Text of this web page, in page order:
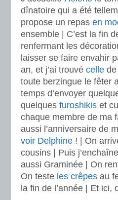
dînatoire qui a été
propose un repas en
ensemble | C’est la fin
renfermant les
laisser se faire envahir
an, et j’ai trouvé celle
toute berzingue le fêter
temps d’envoyer
quelques furoshikis et
chaque membre de ma
aussi l’anniversaire de
voir Delphine ! | On
cousins | Puis
aussi Graminée | On
On teste les crêpes au
la fin de l’année | Et ici,